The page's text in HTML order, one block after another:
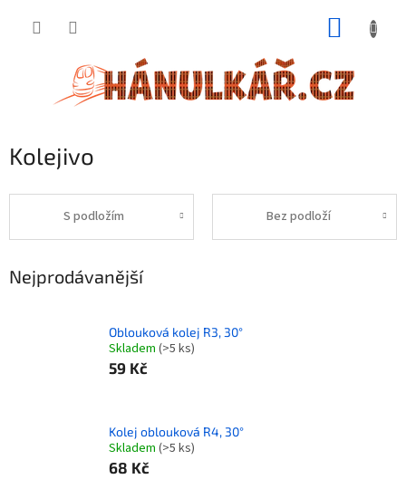
Kolejivo
S podložím Bez podloží
Nejprodávanější
Oblouková kolej R3, 30°
Skladem (>5 ks)
59 Kč
Kolej oblouková R4, 30°
Skladem (>5 ks)
68 Kč